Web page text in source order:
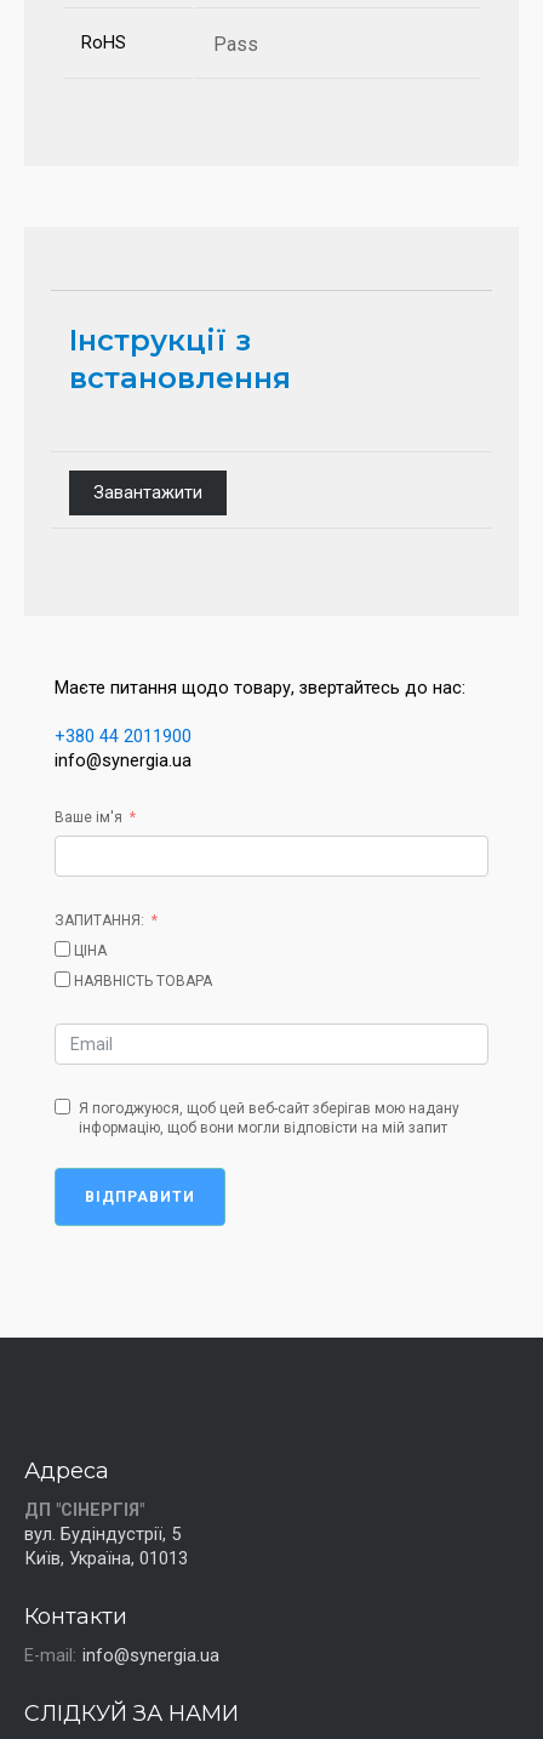
RoHS Pass
Інструкції з
встановлення
Завантажити
Маєте питання щодо товару, звертайтесь до нас:
+380 44 2011900
info@synergia.ua
Ваше ім'я
ЗАПИТАННЯ:
ЦІНА
НАЯВНІСТЬ ТОВАРА
Я погоджуюся, щоб цей веб-сайт зберігав мою надану
інформацію, щоб вони могли відповісти на мій запит
ВІДПРАВИТИ
Адреса
ДП "СІНЕРГІЯ"
вул. Будіндустрії, 5
Київ, Україна, 01013
Контакти
E-mail: info@synergia.ua
СЛІДКУЙ ЗА НАМИ